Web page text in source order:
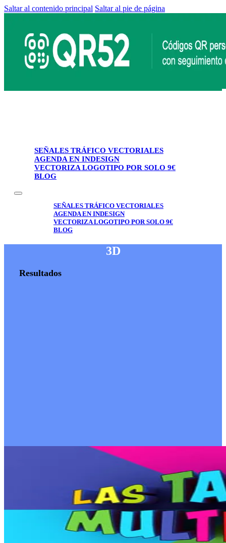
Saltar al contenido principal Saltar al pie de página
SEÑALES TRÁFICO VECTORIALES
AGENDA EN INDESIGN
VECTORIZA LOGOTIPO POR SOLO 9€
BLOG
SEÑALES TRÁFICO VECTORIALES
AGENDA EN INDESIGN
VECTORIZA LOGOTIPO POR SOLO 9€
BLOG
3D
Resultados